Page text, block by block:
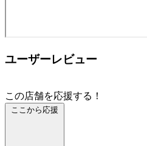
ユーザーレビュー
この店舗を応援する！
ここから応援